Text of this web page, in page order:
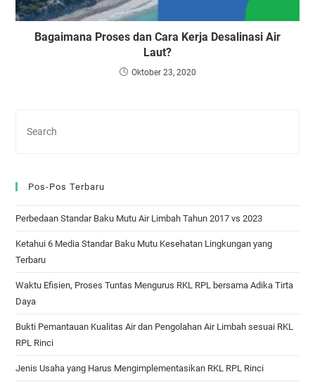
Bagaimana Proses dan Cara Kerja Desalinasi Air
Laut?
Oktober 23, 2020
Pos-Pos Terbaru
Perbedaan Standar Baku Mutu Air Limbah Tahun 2017 vs 2023
Ketahui 6 Media Standar Baku Mutu Kesehatan Lingkungan yang
Terbaru
Waktu Efisien, Proses Tuntas Mengurus RKL RPL bersama Adika Tirta
Daya
Bukti Pemantauan Kualitas Air dan Pengolahan Air Limbah sesuai RKL
RPL Rinci
Jenis Usaha yang Harus Mengimplementasikan RKL RPL Rinci